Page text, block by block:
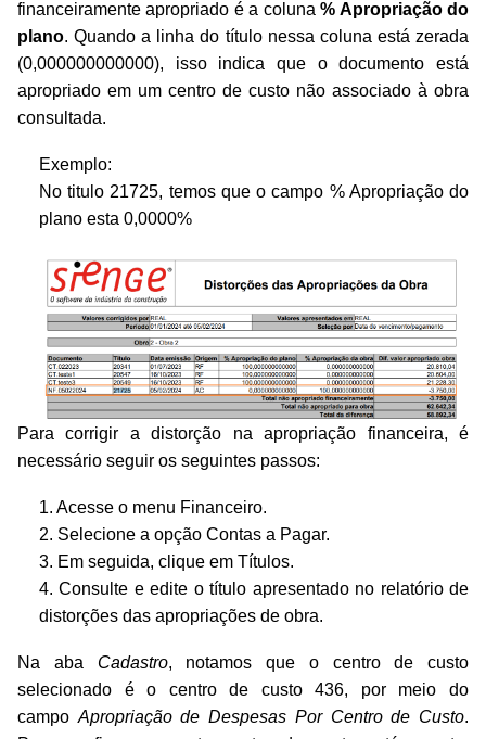
financeiramente apropriado é a coluna% Apropriação do
plano. Quando a linha do título nessa coluna está zerada
(0,000000000000), isso indica que o documento está
apropriado em um centro de custo não associado à obra
consultada.
Exemplo:
No titulo 21725, temos que o campo % Apropriação do
plano esta 0,0000%
Para corrigir a distorção na apropriação financeira, é
necessário seguir os seguintes passos:
1. Acesse o menu Financeiro.
2. Selecione a opção Contas a Pagar.
3. Em seguida, clique em Títulos.
4. Consulte e edite o título apresentado no relatório de
distorções das apropriações de obra.
Na aba Cadastro, notamos que o centro de custo
selecionado é o centro de custo 436, por meio do
campo Apropriação de Despesas Por Centro de Custo.